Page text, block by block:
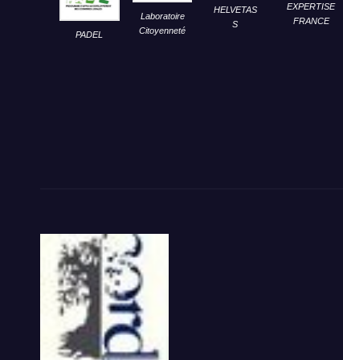
PADEL
Laboratoire
Citoyenneté
HELVETAS
S
EXPERTISE
FRANCE